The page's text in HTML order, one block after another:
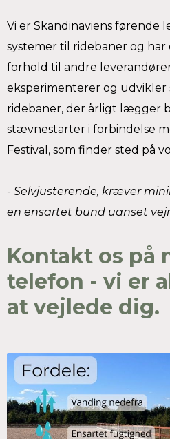
Vi er Skandinaviens førende
systemer til ridebaner og har
forhold til andre
eksperimenterer og udvikler
ridebaner, der årligt lægger
stævnestarter i forbindelse
Festival, som finder sted på
- Selvjusterende, kræver
en ensartet bund uanset
Kontakt os på
telefon - vi er
at vejlede dig.